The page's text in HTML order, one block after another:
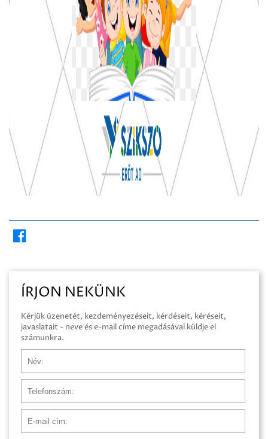
ÍRJON NEKÜNK
Kérjük üzenetét, kezdeményezéseit, kérdéseit, kéréseit,
javaslatait - neve és e-mail címe megadásával küldje el
számunkra.